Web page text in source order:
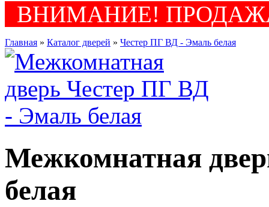
ВНИМАНИЕ!
Главная » Каталог дверей » Честер ПГ ВД - Эмаль белая
Межкомнатная
белая